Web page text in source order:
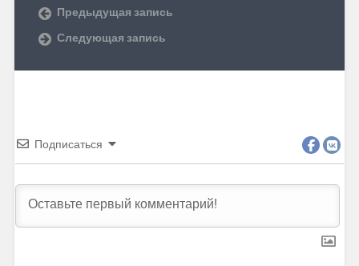
Предыдущая запись
Следующая запись
Подписаться